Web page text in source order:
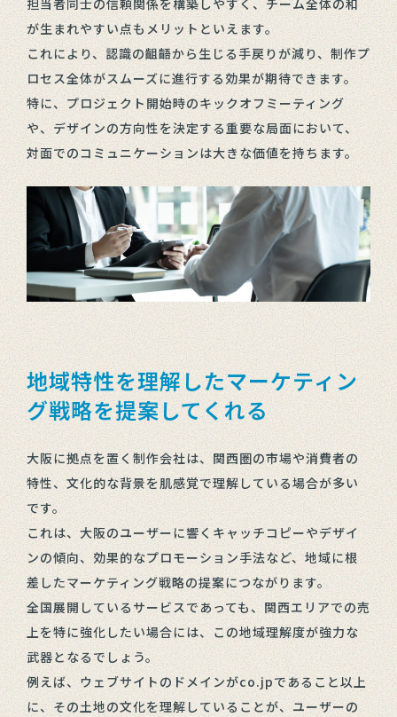
担当者同士の信頼関係を構築しやすく、チーム全体の和
が生まれやすい点もメリットといえます。
これにより、認識の齟齬から生じる手戻りが減り、制作プ
ロセス全体がスムーズに進行する効果が期待できます。
特に、プロジェクト開始時のキックオフミーティング
や、デザインの方向性を決定する重要な局面において、
対面でのコミュニケーションは大きな価値を持ちます。
地域特性を理解したマーケティン
グ戦略を提案してくれる
大阪に拠点を置く制作会社は、関西圏の市場や消費者の
特性、文化的な背景を肌感覚で理解している場合が多い
です。
これは、大阪のユーザーに響くキャッチコピーやデザイ
ンの傾向、効果的なプロモーション手法など、地域に根
差したマーケティング戦略の提案につながります。
全国展開しているサービスであっても、関西エリアでの売
上を特に強化したい場合には、この地域理解度が強力な
武器となるでしょう。
例えば、ウェブサイトのドメインがco.jpであること以上
に、その土地の文化を理解していることが、ユーザーの